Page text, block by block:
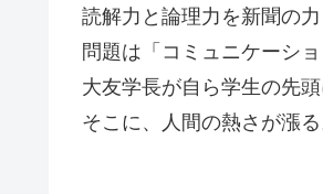
読解力と論理力を新聞の
問題は「コミュニケーシ
大友学長が自ら学生の先
そこに、人間の熱さが漲